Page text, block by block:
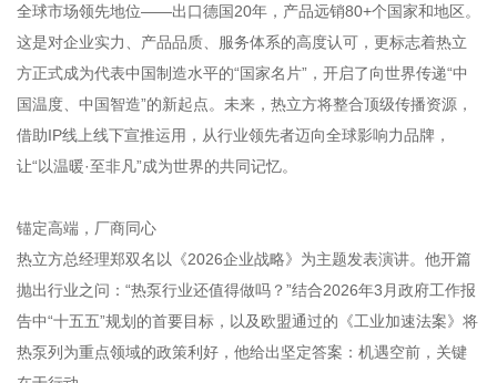
全球市场领先地位——出口德国20年，产品远销80+个国家和地区。
这是对企业实力、产品品质、服务体系的高度认可，更标志着热立
方正式成为代表中国制造水平的“国家名片”，开启了向世界传递“中
国温度、中国智造”的新起点。 未来，热立方将整合顶级传播资源，
借助IP线上线下宣推运用，从行业领先者迈向全球影响力品牌，
让“以温暖·至非凡”成为世界的共同记忆。
锚定高端，厂商同心
热立方总经理郑双名以《2026企业战略》为主题发表演讲。他开篇
抛出行业之问：“热泵行业还值得做吗？”结合2026年3月政府工作报
告中“十五五”规划的首要目标，以及欧盟通过的《工业加速法案》将
热泵列为重点领域的政策利好，他给出坚定答案：机遇空前，关键